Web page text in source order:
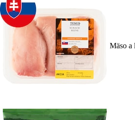
Mäso a